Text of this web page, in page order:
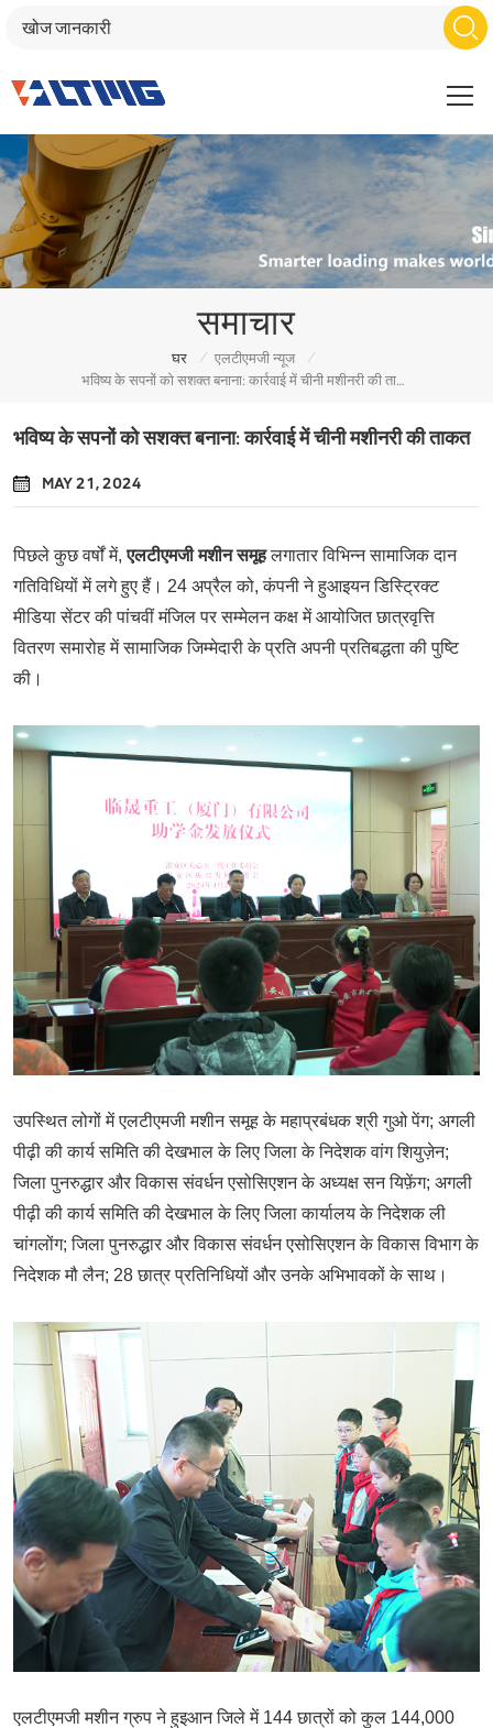
समाचार
घर / एलटीएमजी न्यूज
/
भविष्य के सपनों को सशक्त बनाना: कार्रवाई में चीनी मशीनरी की ताकत
भविष्य के सपनों को सशक्त बनाना: कार्रवाई में चीनी मशीनरी की ताकत
MAY 21, 2024
पिछले कुछ वर्षों में,एलटीएमजी मशीन समूहलगातार विभिन्न सामाजिक दान
गतिविधियों में लगे हुए हैं। 24 अप्रैल को, कंपनी ने हुआइयन डिस्ट्रिक्ट
मीडिया सेंटर की पांचवीं मंजिल पर सम्मेलन कक्ष में आयोजित छात्रवृत्ति
वितरण समारोह में सामाजिक जिम्मेदारी के प्रति अपनी प्रतिबद्धता की पुष्टि
की।
उपस्थित लोगों में एलटीएमजी मशीन समूह के महाप्रबंधक श्री गुओ पेंग; अगली
पीढ़ी की कार्य समिति की देखभाल के लिए जिला के निदेशक वांग शियुज़ेन;
जिला पुनरुद्धार और विकास संवर्धन एसोसिएशन के अध्यक्ष सन यिफ़ेंग; अगली
पीढ़ी की कार्य समिति की देखभाल के लिए जिला कार्यालय के निदेशक ली
चांगलोंग; जिला पुनरुद्धार और विकास संवर्धन एसोसिएशन के विकास विभाग के
निदेशक मौ लैन; 28 छात्र प्रतिनिधियों और उनके अभिभावकों के साथ।
एलटीएमजी मशीन ग्रुप ने हुइआन जिले में 144 छात्रों को कुल 144,000